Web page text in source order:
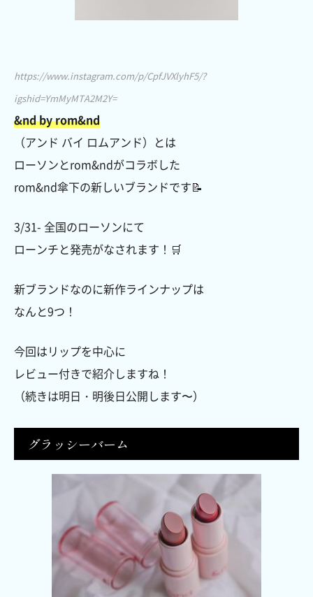
https://www.instagram.com/p/CpfJVXlyhF5/?
igshid=YmMyMTA2M2Y=
&nd by rom&nd
（アンド バイ ロムアンド）とは
ローソンとrom&ndがコラボした
rom&nd傘下の新しいブランドです📝
3/31- 全国のローソンにて
ローンチと発売がなされます！🛒
新ブランドなのに新作ラインナップは
なんと9つ！
今回はリップを中心に
レビュー付きで紹介しますね！
（続きは明日・明後日公開します〜）
グラッシーバーム